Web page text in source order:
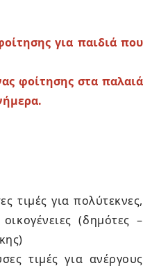
για παιδιά που
φοίτησης στα παλαιά
τιμές για πολύτεκνες,
(δημότες –
τιμές για ανέργους